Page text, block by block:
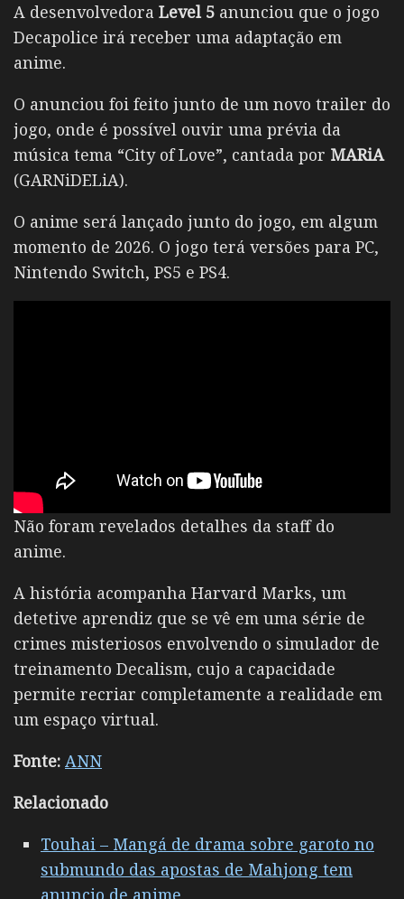
A desenvolvedora Level 5 anunciou que o jogo
Decapolice irá receber uma adaptação em
anime.
O anunciou foi feito junto de um novo trailer do
jogo, onde é possível ouvir uma prévia da
música tema “City of Love”, cantada por MARiA
(GARNiDELiA).
O anime será lançado junto do jogo, em algum
momento de 2026. O jogo terá versões para PC,
Nintendo Switch, PS5 e PS4.
Não foram revelados detalhes da staff do
anime.
A história acompanha Harvard Marks, um
detetive aprendiz que se vê em uma série de
crimes misteriosos envolvendo o simulador de
treinamento Decalism, cujo a capacidade
permite recriar completamente a realidade em
um espaço virtual.
Fonte: ANN
Relacionado
Touhai – Mangá de drama sobre garoto no
submundo das apostas de Mahjong tem
anuncio de anime